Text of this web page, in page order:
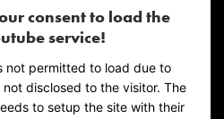
consent to load the
service!
not permitted to load due to
disclosed to the visitor. The
to setup the site with their